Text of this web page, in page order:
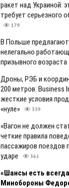
ракет над Украиной:
требует серьезного
179
В Польше
нелегально
призывного возраста
Дроны, РЭБ и
200 метров: Business
жесткие условия
«нуле»
339
«Вагон не должен
четкие правила
пассажиров поездов
ударе
361
«Шансы есть
Минобороны